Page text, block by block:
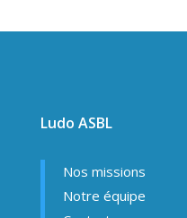
Ludo ASBL
Nos missions
Notre équipe